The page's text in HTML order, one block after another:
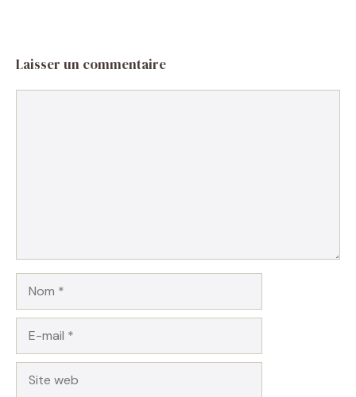
Laisser un commentaire
mail
web